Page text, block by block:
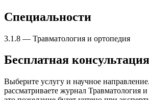
Специальности
3.1.8 — Травматология и ортопедия
Бесплатная консультация
Выберите услугу и научное
рассматриваете журнал Травматология